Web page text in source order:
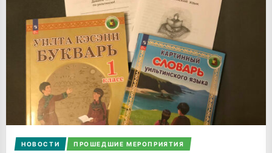
НОВОСТИ ПРОШЕДШИЕ МЕРОПРИЯТИЯ